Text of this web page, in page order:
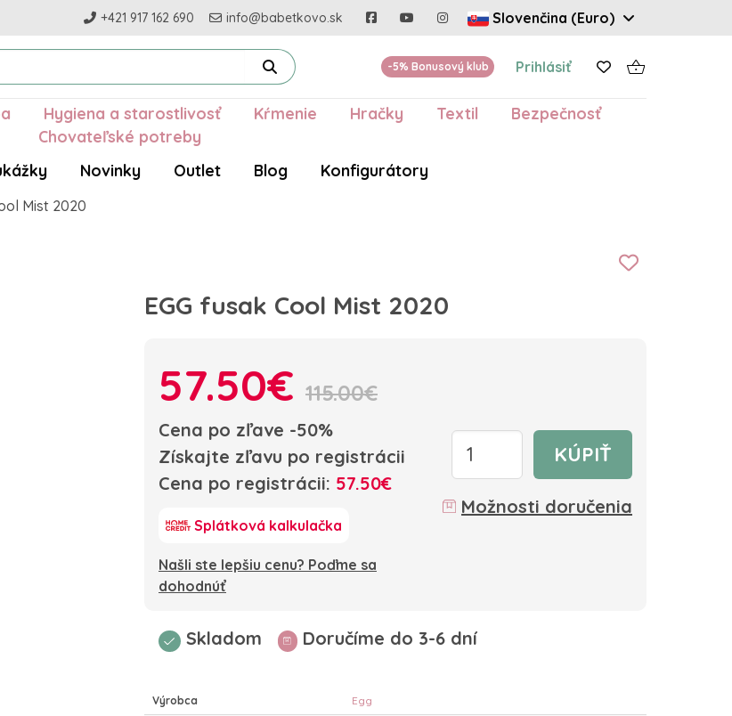
+421 917 162 690 info@babetkovo.sk Slovenčina (Euro)
-5% Bonusový klub Prihlásiť
Hygiena a starostlivosť Kŕmenie Hračky Textil
Bezpečnosť
Chovateľské potreby
Novinky Outlet Blog Konfigurátory
Mist 2020
EGG fusak Cool Mist 2020
57.50€ 115.00€
Cena po zľave -50%
Získajte zľavu po registrácii
Cena po registrácii: 57.50€
Splátková kalkulačka
Našli ste lepšiu cenu? Poďme sa
dohodnúť
KÚPIŤ
Možnosti doručenia
Skladom Doručíme do 3-6 dní
Výrobca Egg